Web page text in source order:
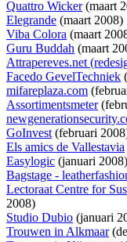
Quattro Wicker(maart
Elegrande (maart 2008)
Viba Colora (maart
Guru Buddah (maart
Attrapereves.net
Facedo GevelTechniek
mifareplaza.com
Assortimentsmeter
GoInvest (februari
Els amics de Vallestavia
Easylogic (januari 2008)
Bagstage -
Lectoraat Centre for
2008)
Studio Dubio (januari
Trouwen in Alkmaar